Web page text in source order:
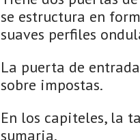
se estructura en
suaves perfiles
La puerta de
sobre impostas.
En los capiteles, la
sumaria.